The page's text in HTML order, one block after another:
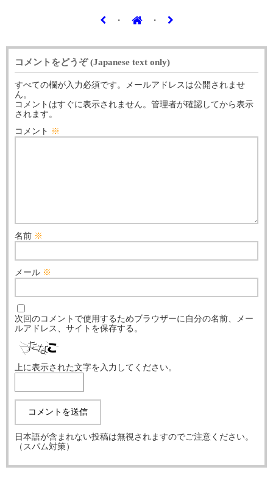
・ ・
コメントをどうぞ (Japanese text only)
すべての欄が入力必須です。メールアドレスは公開されませ
ん。
コメントはすぐに表示されません。管理者が確認してから表示
されます。
コメント ※
名前 ※
メール ※
次回のコメントで使用するためブラウザーに自分の名前、メー
ルアドレス、サイトを保存する。
上に表示された文字を入力してください。
日本語が含まれない投稿は無視されますのでご注意ください。
（スパム対策）